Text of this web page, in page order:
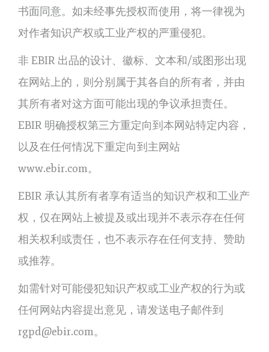
书面同意。如未经事先授权而使用，将一律视为
对作者知识产权或工业产权的严重侵犯。
非 EBIR 出品的设计、徽标、文本和/或图形出现
在网站上的，则分别属于其各自的所有者，并由
其所有者对这方面可能出现的争议承担责任。
EBIR 明确授权第三方重定向到本网站特定内容，
以及在任何情况下重定向到主网站
www.ebir.com。
EBIR 承认其所有者享有适当的知识产权和工业产
权，仅在网站上被提及或出现并不表示存在任何
相关权利或责任，也不表示存在任何支持、赞助
或推荐。
如需针对可能侵犯知识产权或工业产权的行为或
任何网站内容提出意见，请发送电子邮件到
rgpd@ebir.com。